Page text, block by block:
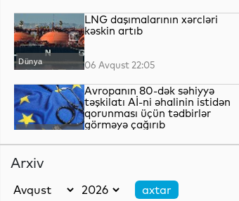
Dünya
LNG daşımalarının xərcləri
kəskin artıb
06 Avqust 22:05
Dünya
Avropanın 80-dək səhiyyə
təşkilatı Aİ-ni əhalinin istidən
qorunması üçün tədbirlər
görməyə çağırıb
yaşayış binalarına zərər vurub
Arxiv